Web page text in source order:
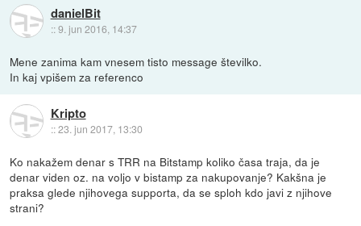
danielBit
::9. jun 2016, 14:37
Mene zanima kam vnesem tisto message številko.
In kaj vpišem za referenco
Kripto
::23. jun 2017, 13:30
Ko nakažem denar s TRR na Bitstamp koliko časa traja, da je
denar viden oz. na voljo v bistamp za nakupovanje? Kakšna je
praksa glede njihovega supporta, da se sploh kdo javi z njihove
strani?